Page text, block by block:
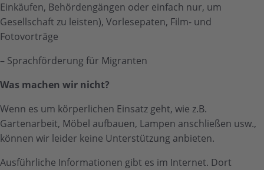
Einkäufen, Behördengängen oder einfach nur, um
Gesellschaft zu leisten), Vorlesepaten, Film- und
Fotovorträge
– Sprachförderung für Migranten
Was machen wir nicht?
Wenn es um körperlichen Einsatz geht, wie z.B.
Gartenarbeit, Möbel aufbauen, Lampen anschließen usw.,
können wir leider keine Unterstützung anbieten.
Ausführliche Informationen gibt es im Internet. Dort